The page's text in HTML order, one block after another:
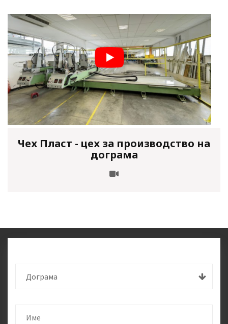
Чех Пласт - цех за производство на
дограма
Дограма